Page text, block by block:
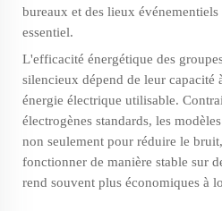
bureaux et des lieux
essentiel.
L'efficacité énergétique des
silencieux dépend de leur capacité
énergie électrique utilisable.
électrogènes standards, les
non seulement pour réduire le
fonctionner de manière stable sur
rend souvent plus économiques à